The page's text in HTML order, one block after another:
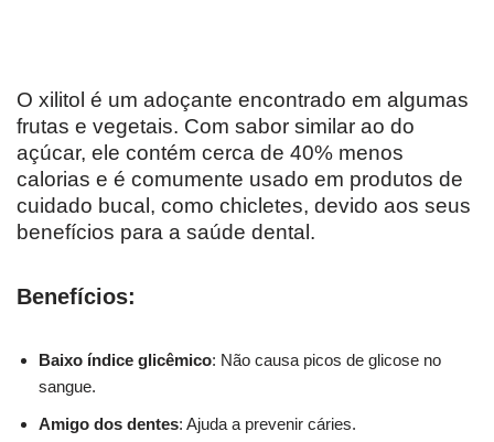
O xilitol é um adoçante encontrado em algumas
frutas e vegetais. Com sabor similar ao do
açúcar, ele contém cerca de 40% menos
calorias e é comumente usado em produtos de
cuidado bucal, como chicletes, devido aos seus
benefícios para a saúde dental.
Benefícios:
Baixo índice glicêmico: Não causa picos de glicose no
sangue.
Amigo dos dentes: Ajuda a prevenir cáries.